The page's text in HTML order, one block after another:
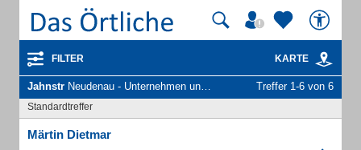
FILTER KARTE
Jahnstr Neudenau - Unternehmen und Personen Treffer 1-6 von 6
Standardtreffer
Märtin Dietmar